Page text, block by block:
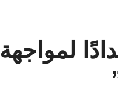
استعدادًا لمواجهة